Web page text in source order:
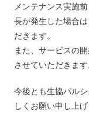
メンテナンス実施
長が発生した場合
だきます。
また、サービスの
させていただきます
今後とも生協パル
しくお願い申し上げ